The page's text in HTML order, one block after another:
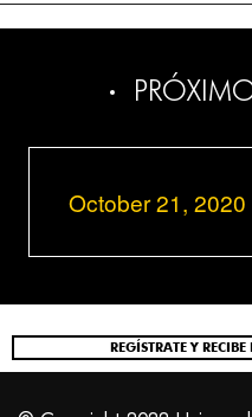
October 21, 2020
REGÍSTRATE Y